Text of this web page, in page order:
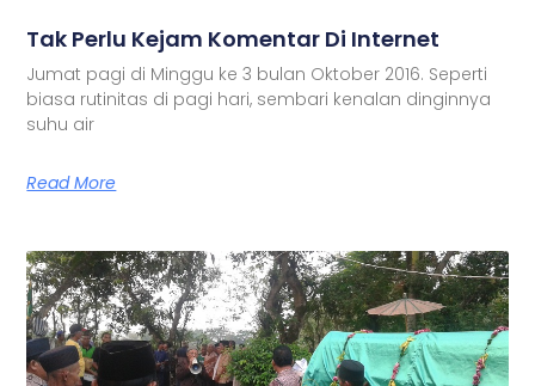
Tak Perlu Kejam Komentar Di Internet
Jumat pagi di Minggu ke 3 bulan Oktober 2016. Seperti
biasa rutinitas di pagi hari, sembari kenalan dinginnya
suhu air
Read More